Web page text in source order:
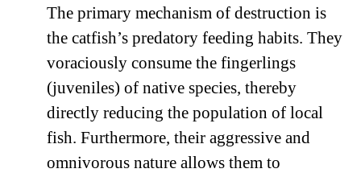
The primary mechanism of destruction is
the catfish’s predatory feeding habits. They
voraciously consume the fingerlings
(juveniles) of native species, thereby
directly reducing the population of local
fish. Furthermore, their aggressive and
omnivorous nature allows them to